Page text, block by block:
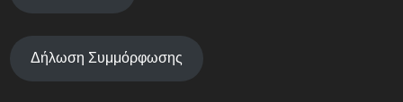
Δήλωση Συμμόρφωσης